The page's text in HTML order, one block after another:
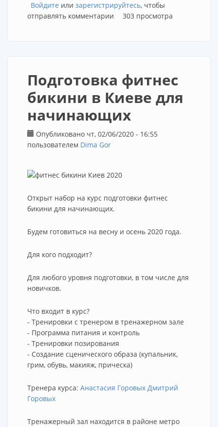
Войдите или зарегистрируйтесь, чтобы
отправлять комментарии
303 просмотра
Подготовка фитнес
бикини в Киеве для
начинающих
Опубликовано чт, 02/06/2020 - 16:55
пользователем Dima Gor
Открыт набор на курс подготовки фитнес
бикини для начинающих.
Будем готовиться на весну и осень 2020 года.
Для кого подходит?
Для любого уровня подготовки, в том числе для
новичков.
Что входит в курс?
- Тренировки с тренером в тренажерном зале
- Программа питания и контроль
- Тренировки позирования
- Создание сценического образа (купальник,
грим, обувь, макияж, прическа)
Тренера курса: Анастасия Горовых Дмитрий
Горовых
Тренажерный зал находится в районе метро